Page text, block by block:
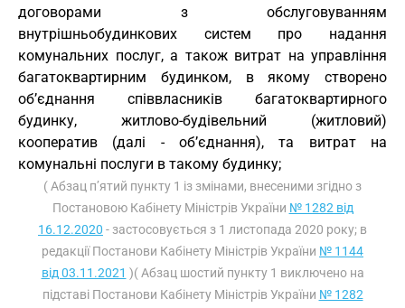
договорами з обслуговуванням
внутрішньобудинкових систем про надання
комунальних послуг, а також витрат на управління
багатоквартирним будинком, в якому створено
об’єднання співвласників багатоквартирного
будинку, житлово-будівельний (житловий)
кооператив (далі - об’єднання), та витрат на
комунальні послуги в такому будинку;
( Абзац п’ятий пункту 1 із змінами, внесеними згідно з
Постановою Кабінету Міністрів України № 1282 від
16.12.2020 - застосовується з 1 листопада 2020 року; в
редакції Постанови Кабінету Міністрів України № 1144
від 03.11.2021 )( Абзац шостий пункту 1 виключено на
підставі Постанови Кабінету Міністрів України № 1282